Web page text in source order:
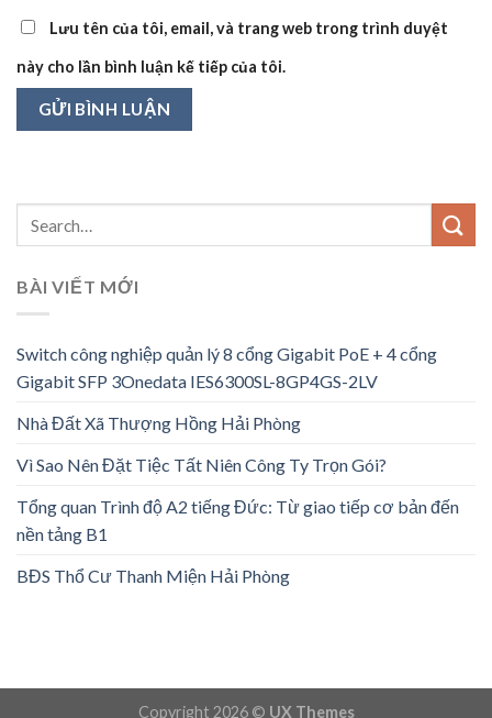
Lưu tên của tôi, email, và trang web trong trình duyệt
này cho lần bình luận kế tiếp của tôi.
BÀI VIẾT MỚI
Switch công nghiệp quản lý 8 cổng Gigabit PoE + 4 cổng
Gigabit SFP 3Onedata IES6300SL-8GP4GS-2LV
Nhà Đất Xã Thượng Hồng Hải Phòng
Vì Sao Nên Đặt Tiệc Tất Niên Công Ty Trọn Gói?
Tổng quan Trình độ A2 tiếng Đức: Từ giao tiếp cơ bản đến
nền tảng B1
BĐS Thổ Cư Thanh Miện Hải Phòng
Copyright 2026 © UX Themes